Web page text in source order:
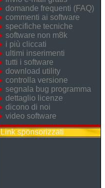
domande frequenti (FAQ)
commenti ai software
specifiche tecniche
software non m8k
i più cliccati
ultimi inserimenti
tutti i software
download utility
controlla versione
segnala bug programma
dettaglio licenze
dicono di noi
video software
Link sponsorizzati